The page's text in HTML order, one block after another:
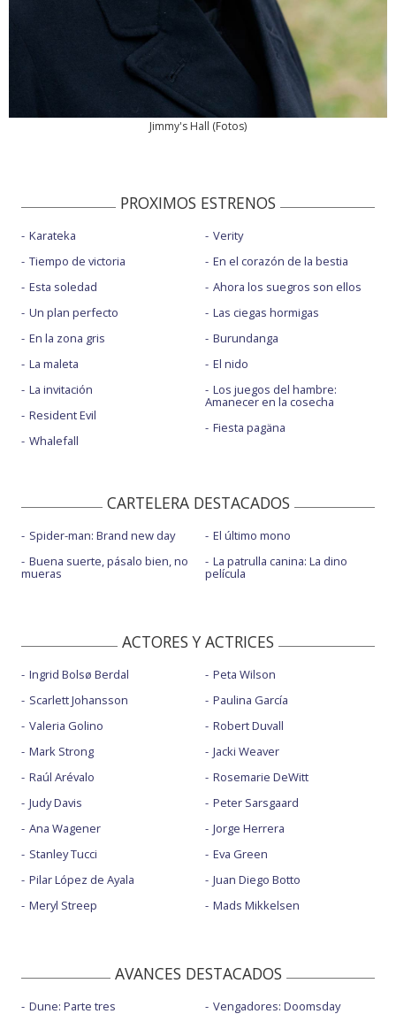
Jimmy's Hall (Fotos)
PROXIMOS ESTRENOS
Karateka
Tiempo de victoria
Esta soledad
Un plan perfecto
En la zona gris
La maleta
La invitación
Resident Evil
Whalefall
Verity
En el corazón de la bestia
Ahora los suegros son ellos
Las ciegas hormigas
Burundanga
El nido
Los juegos del hambre:
Amanecer en la cosecha
Fiesta pagäna
CARTELERA DESTACADOS
Spider-man: Brand new day
Buena suerte, pásalo bien, no
mueras
El último mono
La patrulla canina: La dino
película
ACTORES Y ACTRICES
Ingrid Bolsø Berdal
Scarlett Johansson
Valeria Golino
Mark Strong
Raúl Arévalo
Judy Davis
Ana Wagener
Stanley Tucci
Pilar López de Ayala
Meryl Streep
Peta Wilson
Paulina García
Robert Duvall
Jacki Weaver
Rosemarie DeWitt
Peter Sarsgaard
Jorge Herrera
Eva Green
Juan Diego Botto
Mads Mikkelsen
AVANCES DESTACADOS
Dune: Parte tres
Vengadores: Doomsday